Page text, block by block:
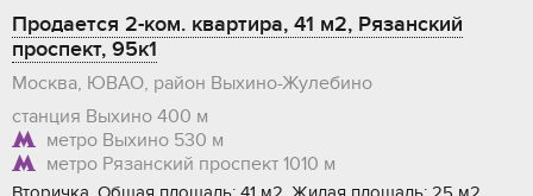
Продается 2-ком. квартира, 41 м2, Рязанский
проспект, 95к1
Москва, ЮВАО, район Выхино-Жулебино
станция Выхино 400 м
метро Выхино 530 м
метро Рязанский проспект 1010 м